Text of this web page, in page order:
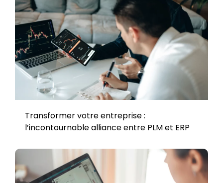
Transformer votre entreprise :
l’incontournable alliance entre PLM et ERP